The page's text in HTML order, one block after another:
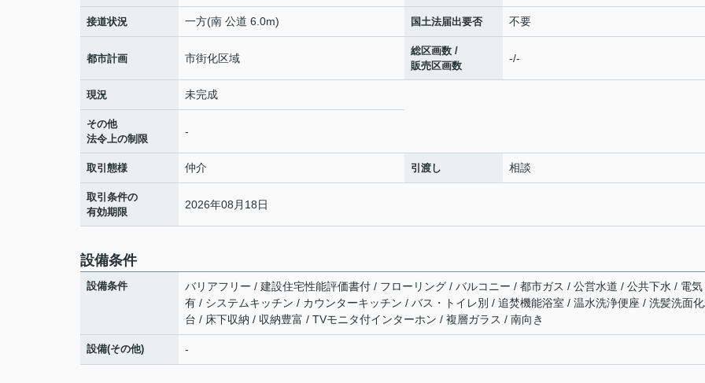
接道状況 一方(南 公道 6.0m) 国土法届出要否 不要
都市計画 市街化区域
総区画数 /
販売区画数
-/-
現況 未完成
その他
法令上の制限
-
取引態様 仲介 引渡し 相談
取引条件の
有効期限
2026年08月18日
設備条件
設備条件
バリアフリー / 建設住宅性能評価書付 / フローリング / バルコニー / 都市ガス / 公営水道 / 公共下水 / 電気
有 / システムキッチン / カウンターキッチン / バス・トイレ別 / 追焚機能浴室 / 温水洗浄便座 / 洗髪洗面
台 / 床下収納 / 収納豊富 / TVモニタ付インターホン / 複層ガラス / 南向き
設備(その他) -